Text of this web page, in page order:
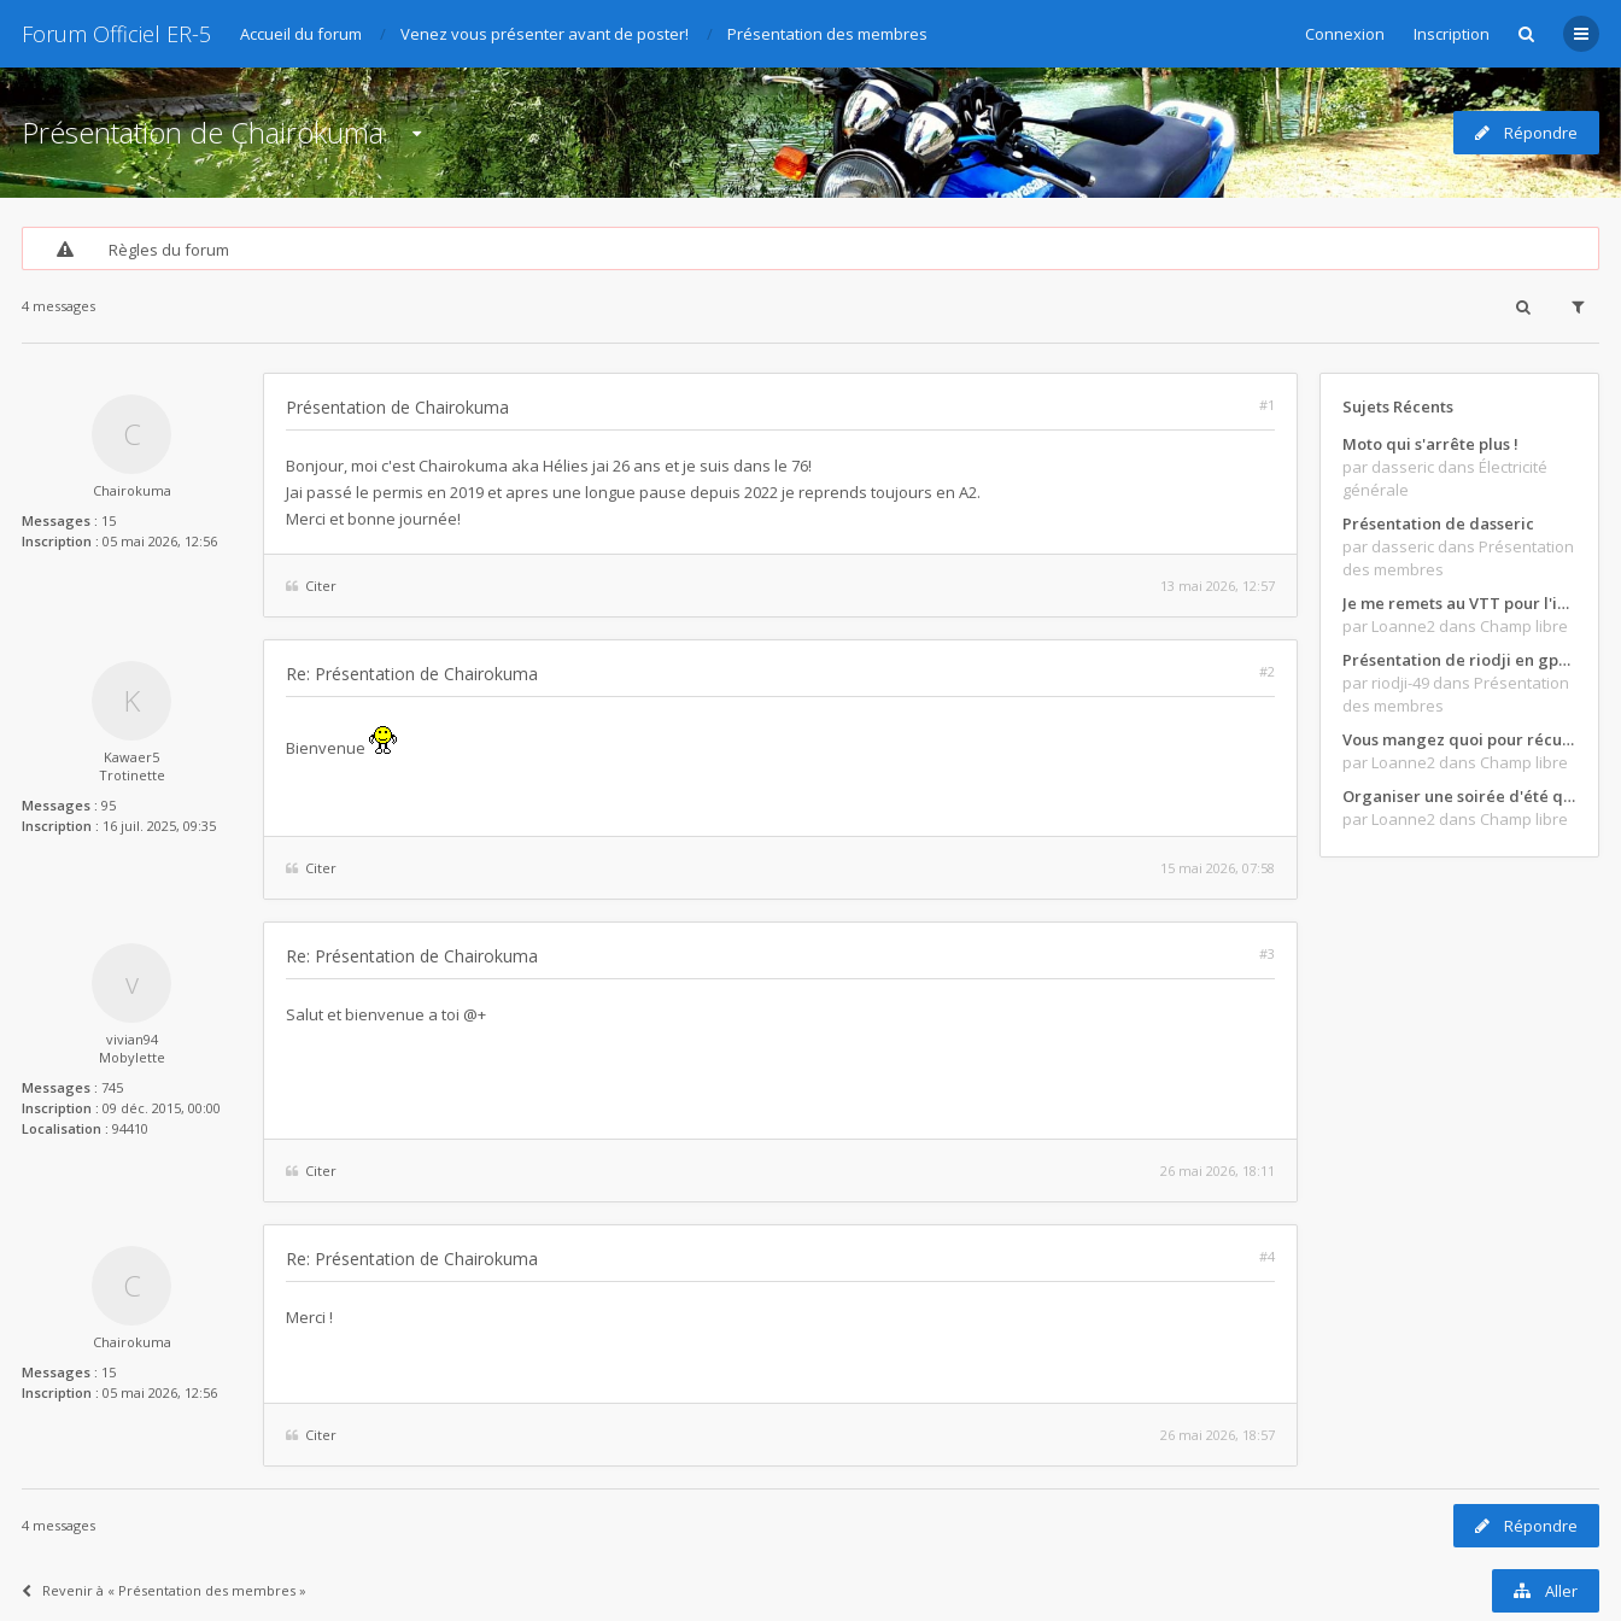
Forum Officiel ER-5 Connexion Inscription
Accueil du forum Venez vous présenter avant de poster! Présentation des membres
Présentation de Chairokuma Répondre
Règles du forum
4 messages
Chairokuma
Messages : 15
Inscription : 05 mai 2026, 12:56
Présentation de Chairokuma #1
Bonjour, moi c'est Chairokuma aka Hélies jai 26 ans et je suis dans le 76!
Jai passé le permis en 2019 et apres une longue pause depuis 2022 je reprends toujours en A2.
Merci et bonne journée!
Citer 13 mai 2026, 12:57
Kawaer5
Trotinette
Messages : 95
Inscription : 16 juil. 2025, 09:35
Re: Présentation de Chairokuma #2
Bienvenue
Citer 15 mai 2026, 07:58
vivian94
Mobylette
Messages : 745
Inscription : 09 déc. 2015, 00:00
Localisation : 94410
Re: Présentation de Chairokuma #3
Salut et bienvenue a toi @+
Citer 26 mai 2026, 18:11
Chairokuma
Messages : 15
Inscription : 05 mai 2026, 12:56
Re: Présentation de Chairokuma #4
Merci !
Citer 26 mai 2026, 18:57
Sujets Récents
Moto qui s'arrête plus !
par dasseric dans Électricité
générale
Présentation de dasseric
par dasseric dans Présentation
des membres
Je me remets au VTT pour l'intersaison, version électrique
par Loanne2 dans Champ libre
Présentation de riodji en gpz500
par riodji-49 dans Présentation
des membres
Vous mangez quoi pour récupérer après une grosse journée de moto ?
par Loanne2 dans Champ libre
Organiser une soirée d'été qui claque : vos bons plans matos ?
par Loanne2 dans Champ libre
4 messages Répondre
Revenir à « Présentation des membres » Aller